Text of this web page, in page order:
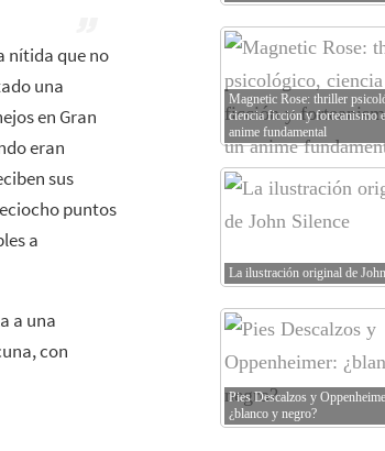
nítida que no
una
en Gran
eran
sus
puntos
a
a una
con
Magnetic Rose: thriller
ciencia ficción y forteanismo
anime fundamental
La ilustración original de
Pies Descalzos y
¿blanco y negro?